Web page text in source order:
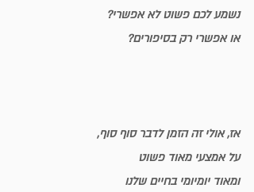
נשמע לכם פשוט לא אפשרי?
או אפשרי רק בסיפורים?
אז, אולי זה הזמן לדבר סוף סוף,
על אמצעי מאוד פשוט
ומאוד יומיומי בחיים שלנו